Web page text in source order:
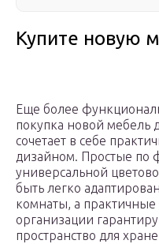
Купите новую
Еще более
покупка новой мебель
сочетает в себе
дизайном. Простые по
универсальной
быть легко
комнаты, а практичные
организации
пространство для